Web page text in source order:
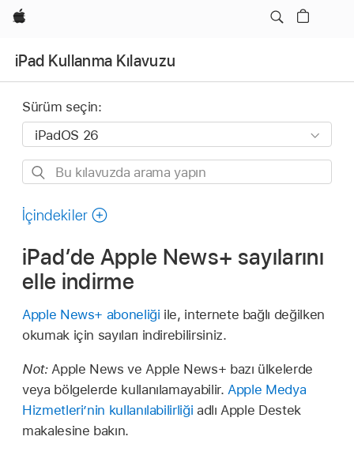
wzlhp
iPad Kullanma Kılavuzu
Sürüm seçin:
Bu
arama
İçindekiler
iPad’de Apple News+ sayılarını
elle indirme
Apple News+ aboneliği ile, internete bağlı değilken
okumak için sayıları indirebilirsiniz.
Not: Apple News ve Apple News+ bazı ülkelerde
veya bölgelerde kullanılamayabilir. Apple Medya
Hizmetleri’nin kullanılabilirliği adlı Apple Destek
makalesine bakın.